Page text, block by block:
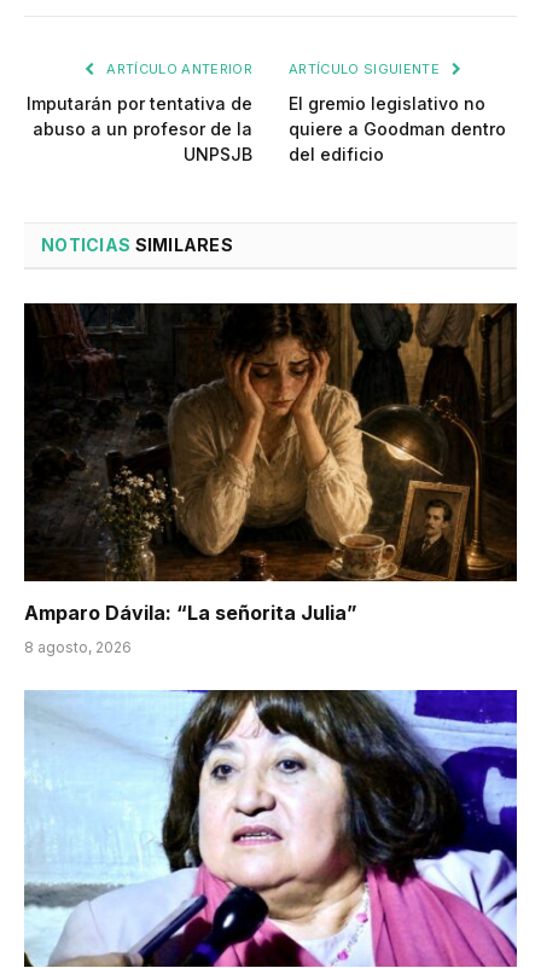
ARTÍCULO ANTERIOR
Imputarán por tentativa de
abuso a un profesor de la
UNPSJB
ARTÍCULO SIGUIENTE
El gremio legislativo no
quiere a Goodman dentro
del edificio
NOTICIAS SIMILARES
Amparo Dávila: “La señorita Julia”
8 agosto, 2026